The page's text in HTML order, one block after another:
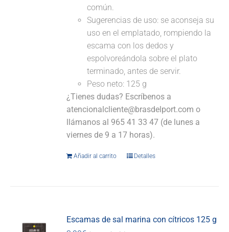
común.
Sugerencias de uso: se aconseja su
uso en el emplatado, rompiendo la
escama con los dedos y
espolvoreándola sobre el plato
terminado, antes de servir.
Peso neto: 125 g
¿Tienes dudas? Escríbenos a
atencionalcliente@brasdelport.com o
llámanos al 965 41 33 47 (de lunes a
viernes de 9 a 17 horas).
Añadir al carrito Detalles
Escamas de sal marina con cítricos 125 g